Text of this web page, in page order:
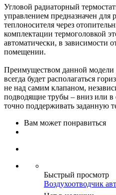
Угловой радиаторный
управлением предназначен для
теплоносителя через
комплектации термоголовкой
автоматически, в зависимости
помещении.
Преимуществом данной модели
всегда будет располагаться
не над самим клапаном,
подводящие трубы – вниз или в
точно поддерживать заданную
Вам может понравиться
Быстрый просмотр
Воздухоотводчик